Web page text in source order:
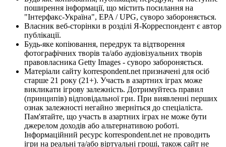
поширення інформації, що містить посилання на
"Інтерфакс-Україна", EPA / UPG, суворо забороняється.
Власник веб-сторінки в розділі Я-Корреспондент є автор
публікації.
Будь-яке копіювання, передрук та відтворення
фотографічних творів та/або аудіовізуальних творів
правовласника Getty Images - суворо забороняється.
Матеріали сайту korrespondent.net призначені для осіб
старше 21 року (21+). Участь в азартних іграх може
викликати ігрову залежність. Дотримуйтесь правил
(принципів) відповідальної гри. При виявленні перших
ознак залежності негайно зверніться до спеціаліста.
Пам'ятайте, що участь в азартних іграх не може бути
джерелом доходів або альтернативою роботі.
Інформаційний ресурс korrespondent.net не проводить
ігри на реальні та/або віртуальні гроші, також сайт не